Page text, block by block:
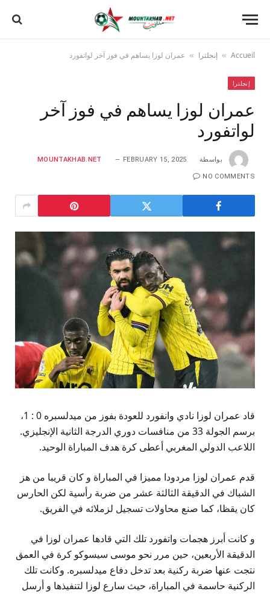
Accueil
» إنجلترا » عمران لوزا يساهم في فوز آخر لواتفورد
إنجلترا
عمران لوزا يساهم في فوز آخر
لواتفورد
بواسطة MOUNTAKHAB.NET FEBRUARY 15, 2025
NO COMMENTS
قاد عمران لوزا نادي وانفورد للعودة بفوز من ميدلسبره 0 : 1،
برسم الجولة 33 من منافسات دوري الدرجة الثانية الإنجليزي.
اللاعب الدولي المغربي أعطى كرة هدف المباراة الوحيد.
قدم عمران لوزا مردودا مميزا في المباراة و كان قريبا من هز
الشباك في الدقيقة الثالثة عشر من ضربة رأسية لكن الحارس
كان يقظا، كما صنع محاولات تسجيل لزملائه في الفريق.
و كانت أبرز هجمات واتفورد تلك التي قادها عمران لوزا في
الدقيقة الأربعين، حين مرر نحو موسى سيسوكو كرة في العمق
نتجت عنها ضربة ركنية بعد تدخل دفاع ميدلسبره. وكانت تلك
الركنية حاسمة في المباراة، حيث سارع لوزا لتنفيذها و أرسل